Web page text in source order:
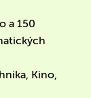
a 150
Kino,